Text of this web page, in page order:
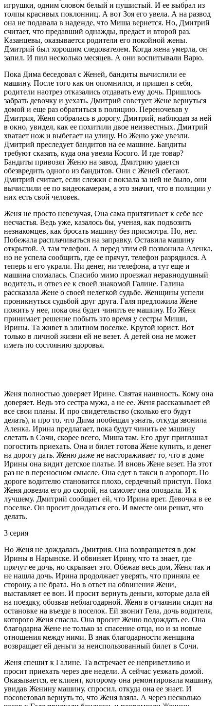
игрушки, одним словом белый и пушистый. И ее выбрал из
толпы красивых поклонниц. А вот Зоя его увела. А на развод
она не подавала в надежде, что Миша вернется. Но, Дмитрий
считает, что предавший однажды, предаст и второй раз.
Казанцевы, оказывается родители его покойной жены.
Дмитрий был хорошим следователем. Когда жена умерла, он
запил. И пил несколько месяцев. А они воспитывали Варю.
Пока Дима беседовал с Женей, бандиты вычислили ее
машину. После того как он опомнился, и пришел в себя,
родители наотрез отказались отдавать ему дочь. Пришлось
забрать девочку и уехать. Дмитрий советует Жене вернуться
домой и еще раз обратиться в полицию. Переночевав у
Дмитрия, Женя собралась в дорогу. Дмитрий, наблюдая за ней
в окно, увидел, как ее похитили двое неизвестных. Дмитрий
хватает нож и выбегает на улицу. Но Женю уже увезли.
Дмитрий преследует бандитов на ее машине. Бандиты
требуют сказать, куда она увезла Косого. И где товар?
Бандиты привозят Женю на завод. Дмитрию удается
обезвредить одного из бандитов. Они с Женей сбегают.
Дмитрий считает, если слежки с вокзала за ней не было, они
вычислили ее по видеокамерам, а это значит, что в полиции у
них есть свой человек.
Женя не просто невезучая, Она сама притягивает к себе все
несчастья. Ведь уже, казалось бы, ученая, как подвозить
незнакомцев, как бросать машину без присмотра. Но, нет.
Побежала расплачиваться на заправку. Оставила машину
открытой. А там телефон. А перед этим ей позвонила Аленка,
но не успела сообщить, где ее прячут, телефон разрядился. А
теперь и его украли. Ни денег, ни телефона, а тут еще и
машина сломалась. Спасибо мимо проезжал неравнодушный
водитель, и отвез ее к своей знакомой Галине. Галина
рассказала Жене о своей нелегкой судьбе. Женщины успели
проникнуться судьбой друг друга. Галя предложила Жене
пожить у нее, пока она будет чинить ее машину. Но Женя
принимает решение побыть это время у сестры Миши,
Ирины. Та живет в элитном поселке. Крутой юрист. Вот
только в личной жизни ей не везет. А детей она не может
иметь по состоянию здоровья.
Женя полностью доверяет Ирине. Святая наивность. Кому она
доверяет. Ведь это сестра мужа, а не ее. Женя рассказывает ей
все свои планы. И про свидетельство (сколько его будут
делать), и про то, что Дима пообещал узнать, откуда звонила
Аленка. Ирина предлагает, пока будут чинить ее машину
слетать в Сочи, скорее всего, Миша там. Его друг приглашал
погостить приехать. Она и билет готова Жене купить, и денег
на дорогу дать. Женю даже не настораживает то, что в доме
Ирины она видит детское платье. И вновь Жене везет. На этот
раз не в переносном смысле. Она едет в такси в аэропорт. По
дороге водителю становится плохо, сердечный приступ. Пока
Женя довезла его до скорой, на самолет она опоздала. И к
лучшему. Дмитрий сообщает ей, что Ирина врет. Девочка в ее
поселке. Он просит дождаться его. И вместе они решат, что
делать.
3 серия
Но Женя не дождалась Дмитрия. Она возвращается в дом
Ирины в Нарынске. И обвиняет Ирину, что та знает, где
прячут ее дочь, но скрывает это. Обежав весь дом, Женя так и
не нашла дочь. Ирина продолжает уверять, что приняла ее
сторону, а не брата. Но в ответ на обвинения Жени,
выставляет ее вон. И просит вернуть деньги, которые дала ей
на поездку, обозвав неблагодарной. Женя в отчаянии сидит на
остановке на въезде в поселок. Ей звонит Гела, дочь водителя,
которого Женя спасла. Она просит Женю подождать ее. Она
благодарна Жене не только за спасение отца, но и за новые
отношения между ними. В знак благодарности женщина
возвращает ей деньги за неиспользованный билет в Сочи.
Женя спешит к Галине. Та встречает ее неприветливо и
просит приехать через две недели. А сейчас уезжать домой.
Оказывается, ее клиент, которому она ремонтировала машину,
увидав Женину машину, спросил, откуда она ее знает. И
посоветовал вернуть то, что Женя взяла. А через несколько